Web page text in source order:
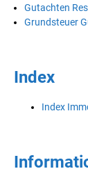
Gutachten
Grundsteuer
Index
Index